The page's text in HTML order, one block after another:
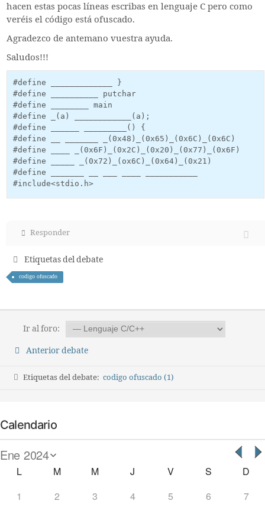
hacen estas pocas líneas escribas en lenguaje C pero como
veréis el código está ofuscado.
Agradezco de antemano vuestra ayuda.
Saludos!!!
#define _____________ }
#define __________ putchar
#define ________ main
#define _(a) ____________(a);
#define ______ _________() {
#define __ _______ _(0x48)_(0x65)_(0x6C)_(0x6C)
#define ____ _(0x6F)_(0x2C)_(0x20)_(0x77)_(0x6F)
#define _____ _(0x72)_(ox6C)_(0x64)_(0x21)
#define _______ __ ___ ____ ___________
#include<stdio.h>
Responder
Etiquetas del debate
codigo ofuscado
Ir al foro:
Anterior debate
Etiquetas del debate:codigo ofuscado (1)
Calendario
L M M J V S
D
1
2 3 4 5 6 7